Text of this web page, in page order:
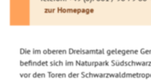
zur Homepage
Die im oberen Dreisamtal gelegene
befindet sich im Naturpark
vor den Toren der